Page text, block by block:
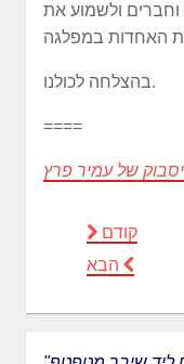
ולשמוע את
בהצלחה לכולנו.
====
של עמיר פרץ
קודם
הבא